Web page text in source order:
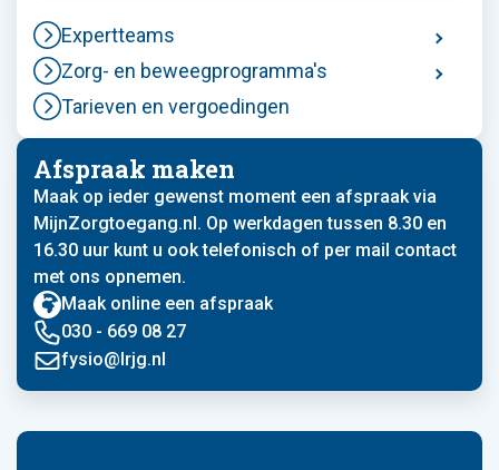
Expertteams
Zorg- en beweegprogramma's
Tarieven en vergoedingen
Afspraak maken
Maak op ieder gewenst moment een afspraak via
MijnZorgtoegang.nl. Op werkdagen tussen 8.30 en
16.30 uur kunt u ook telefonisch of per mail contact
met ons opnemen.
Maak online een afspraak
030 - 669 08 27
fysio@lrjg.nl